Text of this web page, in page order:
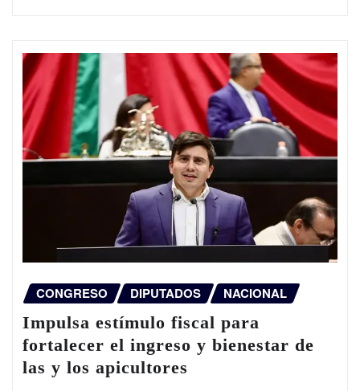
CONGRESO DIPUTADOS NACIONAL
Impulsa estímulo fiscal para
fortalecer el ingreso y bienestar de
las y los apicultores